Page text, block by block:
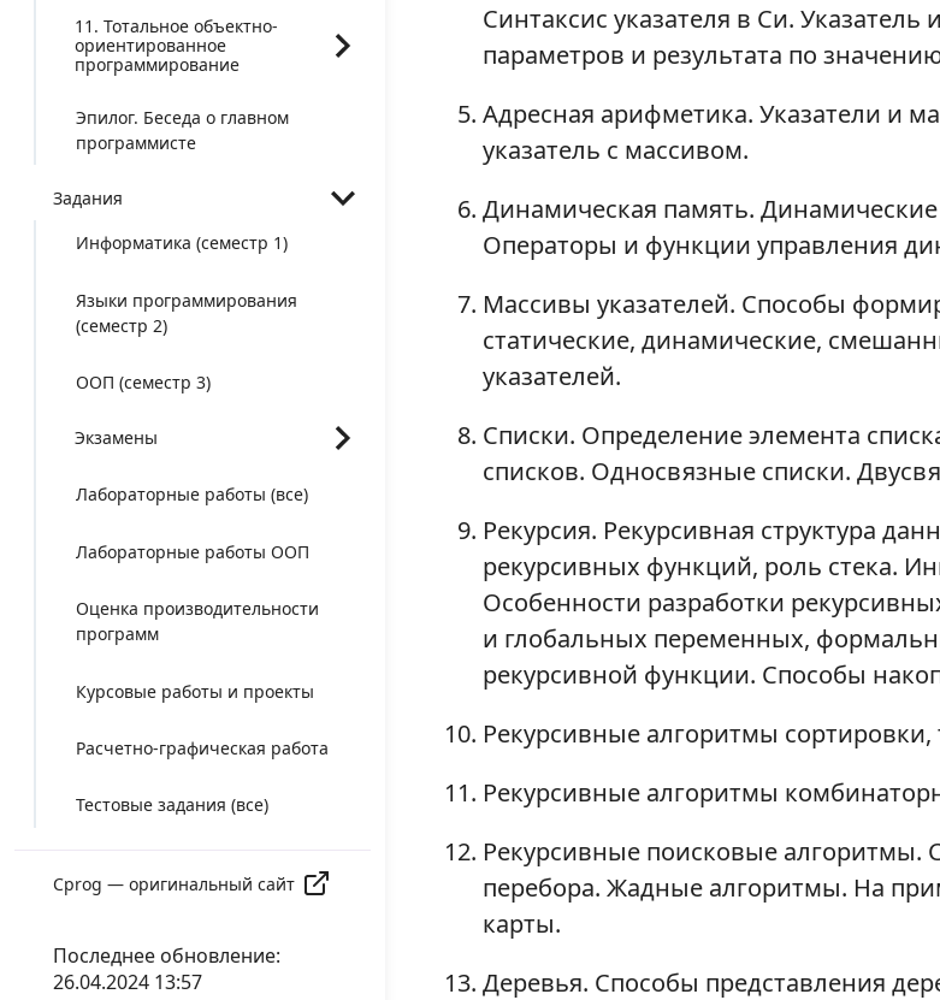
11. Тотальное объектно-
ориентированное
программирование
Эпилог. Беседа о главном
программисте
Задания
Информатика (семестр 1)
Языки программирования
(семестр 2)
ООП (семестр 3)
Экзамены
Лабораторные работы (все)
Лабораторные работы ООП
Оценка производительности
программ
Курсовые работы и проекты
Расчетно-графическая работа
Тестовые задания (все)
Cprog — оригинальный сайт
Последнее обновление:
26.04.2024 13:57
Синтаксис указателя в Си.
параметров и результата по
Адресная арифметика. Указатели и
указатель с массивом.
Динамическая память.
Операторы и функции управления
Массивы указателей. Способы
статические, динамические,
указателей.
Списки. Определение элемента
списков. Односвязные списки.
Рекурсия. Рекурсивная структура
рекурсивных функций, роль стека.
Особенности разработки
и глобальных переменных,
рекурсивной функции. Способы
Рекурсивные алгоритмы сортировки,
Рекурсивные алгоритмы
Рекурсивные поисковые алгоритмы.
перебора. Жадные алгоритмы. На
карты.
Деревья. Способы представления